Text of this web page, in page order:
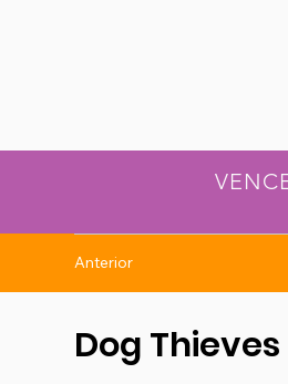
Anterior
Dog Thieves